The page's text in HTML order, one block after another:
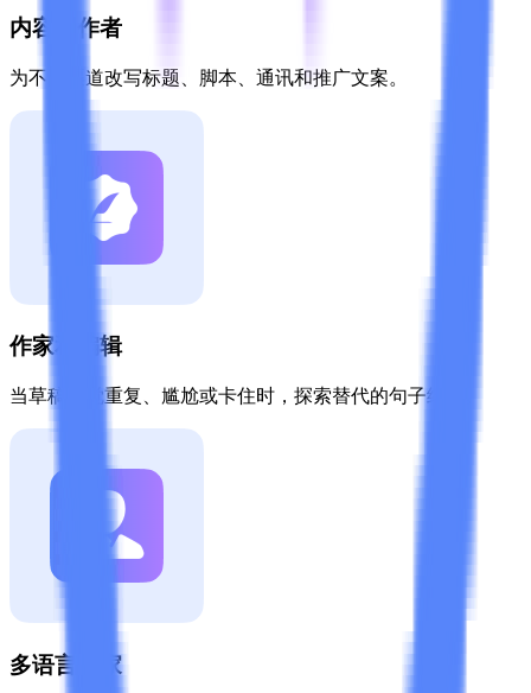
内容创作者
为不同渠道改写标题、脚本、通讯和推广文案。
作家和编辑
当草稿感觉重复、尴尬或卡住时，探索替代的句子结构。
多语言作家